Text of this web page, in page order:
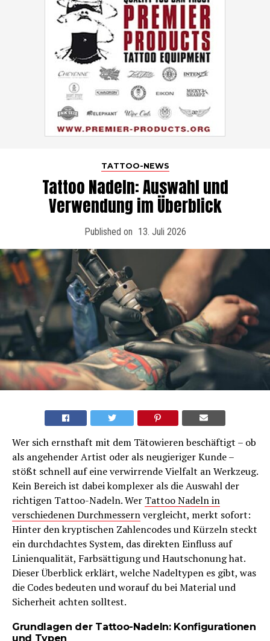
TATTOO-NEWS
Tattoo Nadeln: Auswahl und
Verwendung im Überblick
Published on 13. Juli 2026
Wer sich ernsthaft mit dem Tätowieren beschäftigt – ob
als angehender Artist oder als neugieriger Kunde –
stößt schnell auf eine verwirrende Vielfalt an Werkzeug.
Kein Bereich ist dabei komplexer als die Auswahl der
richtigen Tattoo-Nadeln. Wer Tattoo Nadeln in
verschiedenen Durchmessernvergleicht, merkt sofort:
Hinter den kryptischen Zahlencodes und Kürzeln steckt
ein durchdachtes System, das direkten Einfluss auf
Linienqualität, Farbsättigung und Hautschonung hat.
Dieser Überblick erklärt, welche Nadeltypen es gibt, was
die Codes bedeuten und worauf du bei Material und
Sicherheit achten solltest.
Grundlagen der Tattoo-Nadeln: Konfigurationen
und Typen